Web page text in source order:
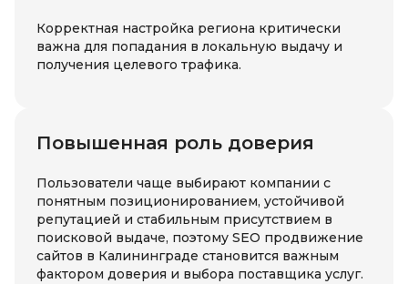
Корректная настройка региона критически
важна для попадания в локальную выдачу и
получения целевого трафика.
Повышенная роль доверия
Пользователи чаще выбирают компании с
понятным позиционированием, устойчивой
репутацией и стабильным присутствием в
поисковой выдаче, поэтому SEO продвижение
сайтов в Калининграде становится важным
фактором доверия и выбора поставщика услуг.